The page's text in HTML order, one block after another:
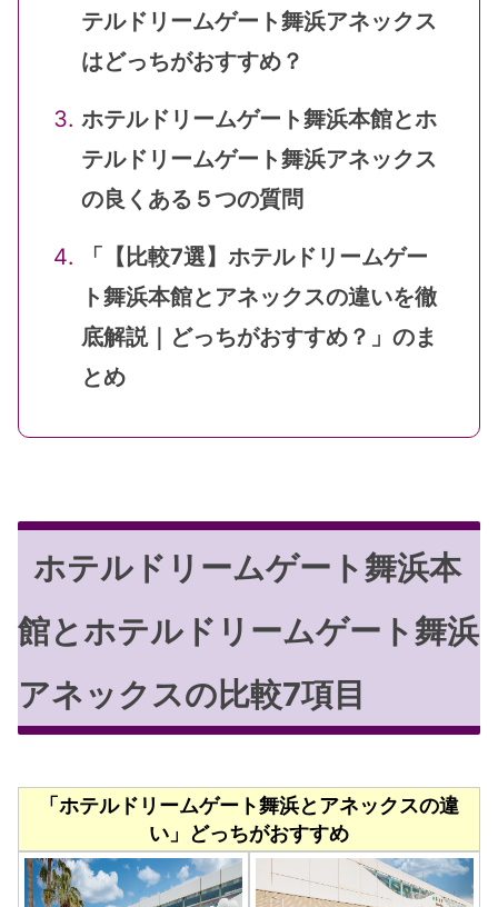
テルドリームゲート舞浜アネックス
はどっちがおすすめ？
ホテルドリームゲート舞浜本館とホ
テルドリームゲート舞浜アネックス
の良くある５つの質問
「【比較7選】ホテルドリームゲー
ト舞浜本館とアネックスの違いを徹
底解説｜どっちがおすすめ？」のま
とめ
ホテルドリームゲート舞浜本
館とホテルドリームゲート舞浜
アネックスの比較7項目
「ホテルドリームゲート舞浜とアネックスの違
い」どっちがおすすめ